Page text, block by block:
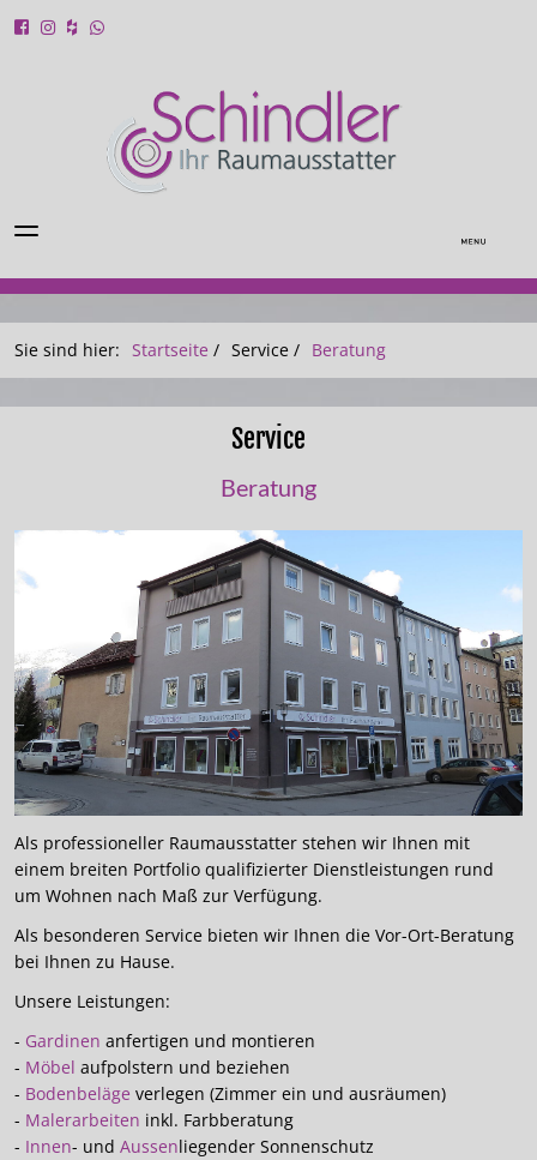
Sie sind hier: Startseite / Service / Beratung
Service
Beratung
Als professioneller Raumausstatter stehen wir Ihnen mit
einem breiten Portfolio qualifizierter Dienstleistungen rund
um Wohnen nach Maß zur Verfügung.
Als besonderen Service bieten wir Ihnen die Vor-Ort-Beratung
bei Ihnen zu Hause.
Unsere Leistungen:
- Gardinen anfertigen und montieren
- Möbel aufpolstern und beziehen
- Bodenbeläge verlegen (Zimmer ein und ausräumen)
- Malerarbeiten inkl. Farbberatung
- Innen- und Aussenliegender Sonnenschutz